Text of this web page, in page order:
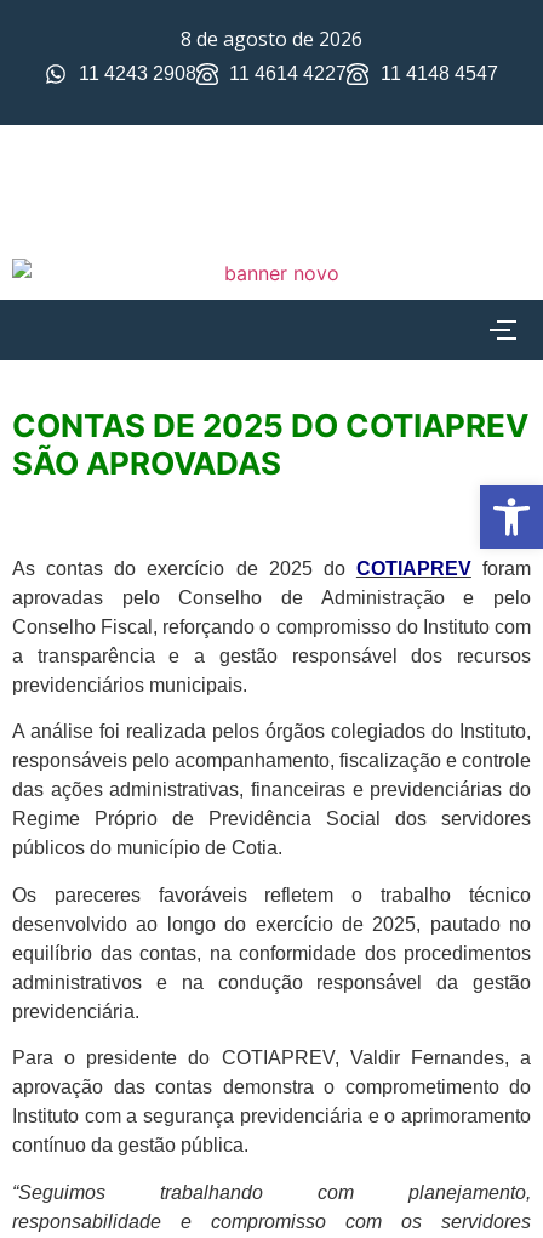
8 de agosto de 2026
11 4243 2908 11 4614 4227 11 4148 4547
CONTAS DE 2025 DO COTIAPREV
SÃO APROVADAS
As contas do exercício de 2025 do COTIAPREVforam
aprovadas pelo Conselho de Administração e pelo
Conselho Fiscal, reforçando o compromisso do Instituto com
a transparência e a gestão responsável dos recursos
previdenciários municipais.
A análise foi realizada pelos órgãos colegiados do Instituto,
responsáveis pelo acompanhamento, fiscalização e controle
das ações administrativas, financeiras e previdenciárias do
Regime Próprio de Previdência Social dos servidores
públicos do município de Cotia.
Os pareceres favoráveis refletem o trabalho técnico
desenvolvido ao longo do exercício de 2025, pautado no
equilíbrio das contas, na conformidade dos procedimentos
administrativos e na condução responsável da gestão
previdenciária.
Para o presidente do COTIAPREV, Valdir Fernandes, a
aprovação das contas demonstra o comprometimento do
Instituto com a segurança previdenciária e o aprimoramento
contínuo da gestão pública.
“Seguimos trabalhando com planejamento,
responsabilidade e compromisso com os servidores